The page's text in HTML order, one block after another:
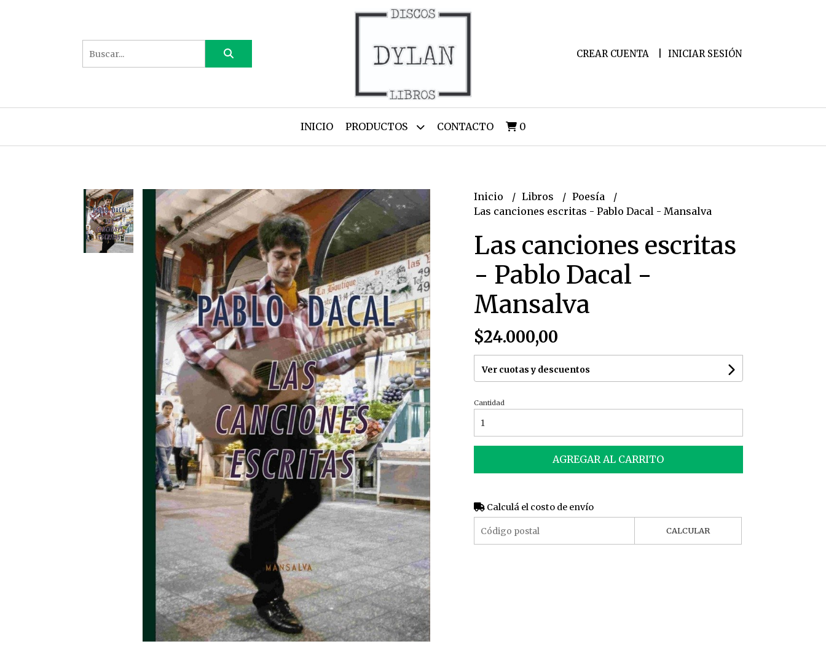
CREAR CUENTA INICIAR SESIÓN
INICIO PRODUCTOS CONTACTO 0
Inicio Libros
Poesía
Las canciones escritas - Pablo Dacal - Mansalva
Las canciones escritas
- Pablo Dacal -
Mansalva
$24.000,00
Ver cuotas y descuentos
Cantidad
AGREGAR AL CARRITO
Calculá el costo de envío
CALCULAR